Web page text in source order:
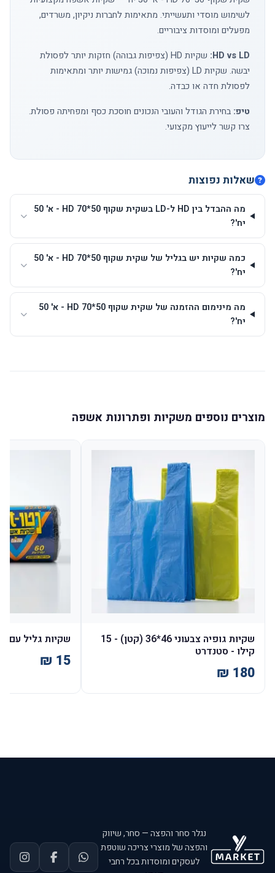
לשימוש מוסדי ותעשייתי. מתאימות לחברות ניקיון, משרדים,
מפעלים ומוסדות ציבוריים.
HD vs LD:
שקיות HD (צפיפות גבוהה) חזקות יותר לפסולת
יבשה. שקיות LD (צפיפות נמוכה) גמישות יותר ומתאימות
לפסולת חדה או כבדה.
טיפ: בחירת הגודל והעובי הנכונים חוסכת כסף ומפחיתה פסולת.
צרו קשרלייעוץ מקצועי.
שאלות נפוצות
מה ההבדל בין HD ל-LD בשקית שקוף 50*70 HD - א' 50
יח'?
כמה שקיות יש בגליל של שקית שקוף 50*70 HD - א' 50
יח'?
מה מינימום ההזמנה של שקית שקוף 50*70 HD - א' 50
יח'?
מוצרים נוספים משקיות ופתרונות אשפה
שקיות גופיה צבעוני 46*36 (קטן) - 15
קילו - סטנדרט
שקיות גליל עם שרוך 52*65
נגלר סחר והפצה — סחר, שיווק
והפצה של מוצרי צריכה שוטפת
לעסקים ומוסדות בכל רחבי